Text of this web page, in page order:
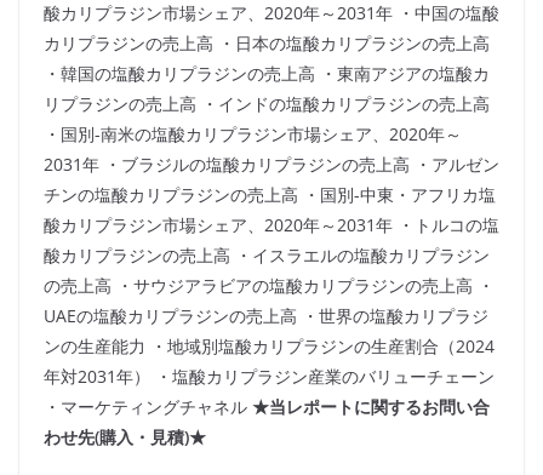
酸カリプラジン市場シェア、2020年～2031年 ・中国の塩酸
カリプラジンの売上高 ・日本の塩酸カリプラジンの売上高
・韓国の塩酸カリプラジンの売上高 ・東南アジアの塩酸カ
リプラジンの売上高 ・インドの塩酸カリプラジンの売上高
・国別-南米の塩酸カリプラジン市場シェア、2020年～
2031年 ・ブラジルの塩酸カリプラジンの売上高 ・アルゼン
チンの塩酸カリプラジンの売上高 ・国別-中東・アフリカ塩
酸カリプラジン市場シェア、2020年～2031年 ・トルコの塩
酸カリプラジンの売上高 ・イスラエルの塩酸カリプラジン
の売上高 ・サウジアラビアの塩酸カリプラジンの売上高 ・
UAEの塩酸カリプラジンの売上高 ・世界の塩酸カリプラジ
ンの生産能力 ・地域別塩酸カリプラジンの生産割合（2024
年対2031年） ・塩酸カリプラジン産業のバリューチェーン
・マーケティングチャネル ★当レポートに関するお問い合
わせ先(購入・見積)★